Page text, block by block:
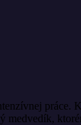
práce.
medvedík,